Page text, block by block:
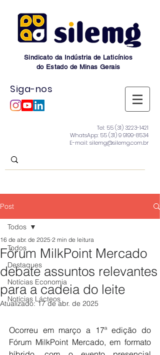
Sindicato da Indústria de Laticínios
do Estado de Minas Gerais
Siga-nos
Tel: 55 (31) 3223-1421
WhatsApp: 55 (31) 9 9199-8534
E-mail: silemg@silemg.com.br
Post
Todos
Destaques
Notícias Economia
Notícias Lácteos
Todos
Fórum MilkPoint Mercado
debate assuntos relevantes
para a cadeia do leite
16 de abr. de 2025 2 min de leitura
Atualizado:17 de abr. de 2025
Ocorreu em março a 17ª edição do
Fórum MilkPoint Mercado, em formato